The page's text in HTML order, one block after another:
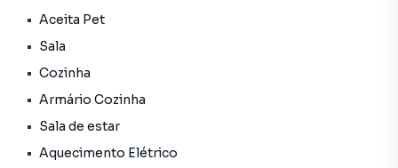
Cozinha ventilada e funcional
tranquilidade
🏢 Prédio bem conservado, ideal para quem busca
Aceita Pet
Sala
Cozinha
Armário Cozinha
Sala de estar
Aquecimento Elétrico